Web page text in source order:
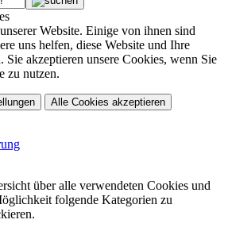
Website. Einige von ihnen sind
uns helfen, diese Website und Ihre
Sie akzeptieren unsere Cookies, wenn Sie
zu nutzen.
Alle Cookies akzeptieren
über alle verwendeten Cookies und
folgende Kategorien zu